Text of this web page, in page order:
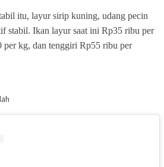
itu, layur sirip kuning, udang pecin
stabil. Ikan layur saat ini Rp35 ribu per
per kg, dan tenggiri Rp55 ribu per